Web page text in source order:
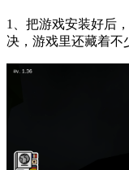
1、把游戏安装好后
决，游戏里还藏着不